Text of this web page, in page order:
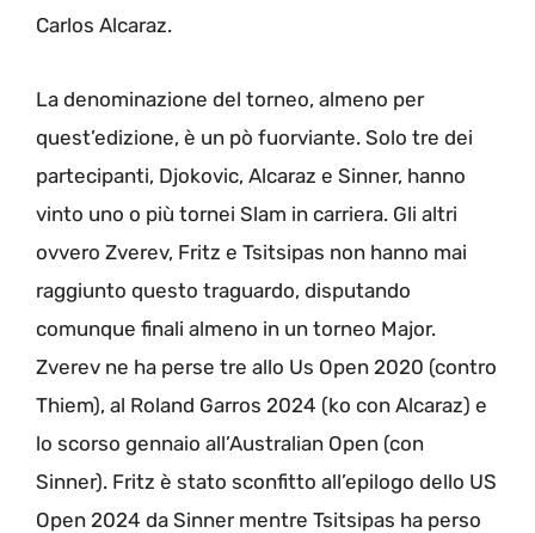
Carlos Alcaraz.
La denominazione del torneo, almeno per
quest’edizione, è un pò fuorviante. Solo tre dei
partecipanti, Djokovic, Alcaraz e Sinner, hanno
vinto uno o più tornei Slam in carriera. Gli altri
ovvero Zverev, Fritz e Tsitsipas non hanno mai
raggiunto questo traguardo, disputando
comunque finali almeno in un torneo Major.
Zverev ne ha perse tre allo Us Open 2020 (contro
Thiem), al Roland Garros 2024 (ko con Alcaraz) e
lo scorso gennaio all’Australian Open (con
Sinner). Fritz è stato sconfitto all’epilogo dello US
Open 2024 da Sinner mentre Tsitsipas ha perso